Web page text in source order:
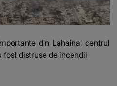
din Lahaina, centrul
fost distruse de incendii